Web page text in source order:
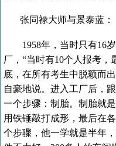
张同禄大师与景泰蓝：
1958年，当时只有16岁
厂，“当时有10个人报考，
底，在所有考生中脱颖而
自豪地说。进入工厂后，
一个步骤：制胎。制胎就
用铁锤敲打成形，最后在
个步骤，他一学就是半年